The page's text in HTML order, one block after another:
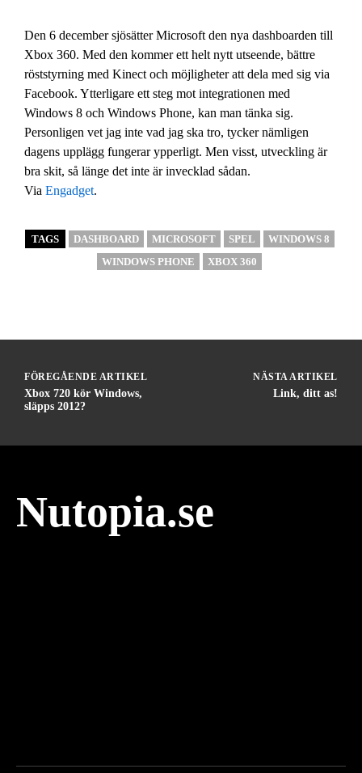
Den 6 december sjösätter Microsoft den nya dashboarden till
Xbox 360. Med den kommer ett helt nytt utseende, bättre
röststyrning med Kinect och möjligheter att dela med sig via
Facebook. Ytterligare ett steg mot integrationen med
Windows 8 och Windows Phone, kan man tänka sig.
Personligen vet jag inte vad jag ska tro, tycker nämligen
dagens upplägg fungerar ypperligt. Men visst, utveckling är
bra skit, så länge det inte är invecklad sådan.
Via Engadget.
TAGS DASHBOARD MICROSOFT SPEL
WINDOWS 8
WINDOWS PHONE
XBOX 360
FÖREGÅENDE ARTIKEL
Xbox 720 kör Windows,
släpps 2012?
NÄSTA ARTIKEL
Link, ditt as!
Nutopia.se